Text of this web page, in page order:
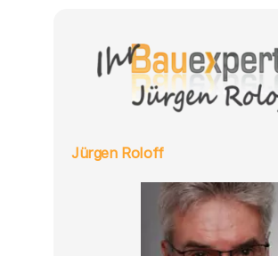
Jürgen Roloff